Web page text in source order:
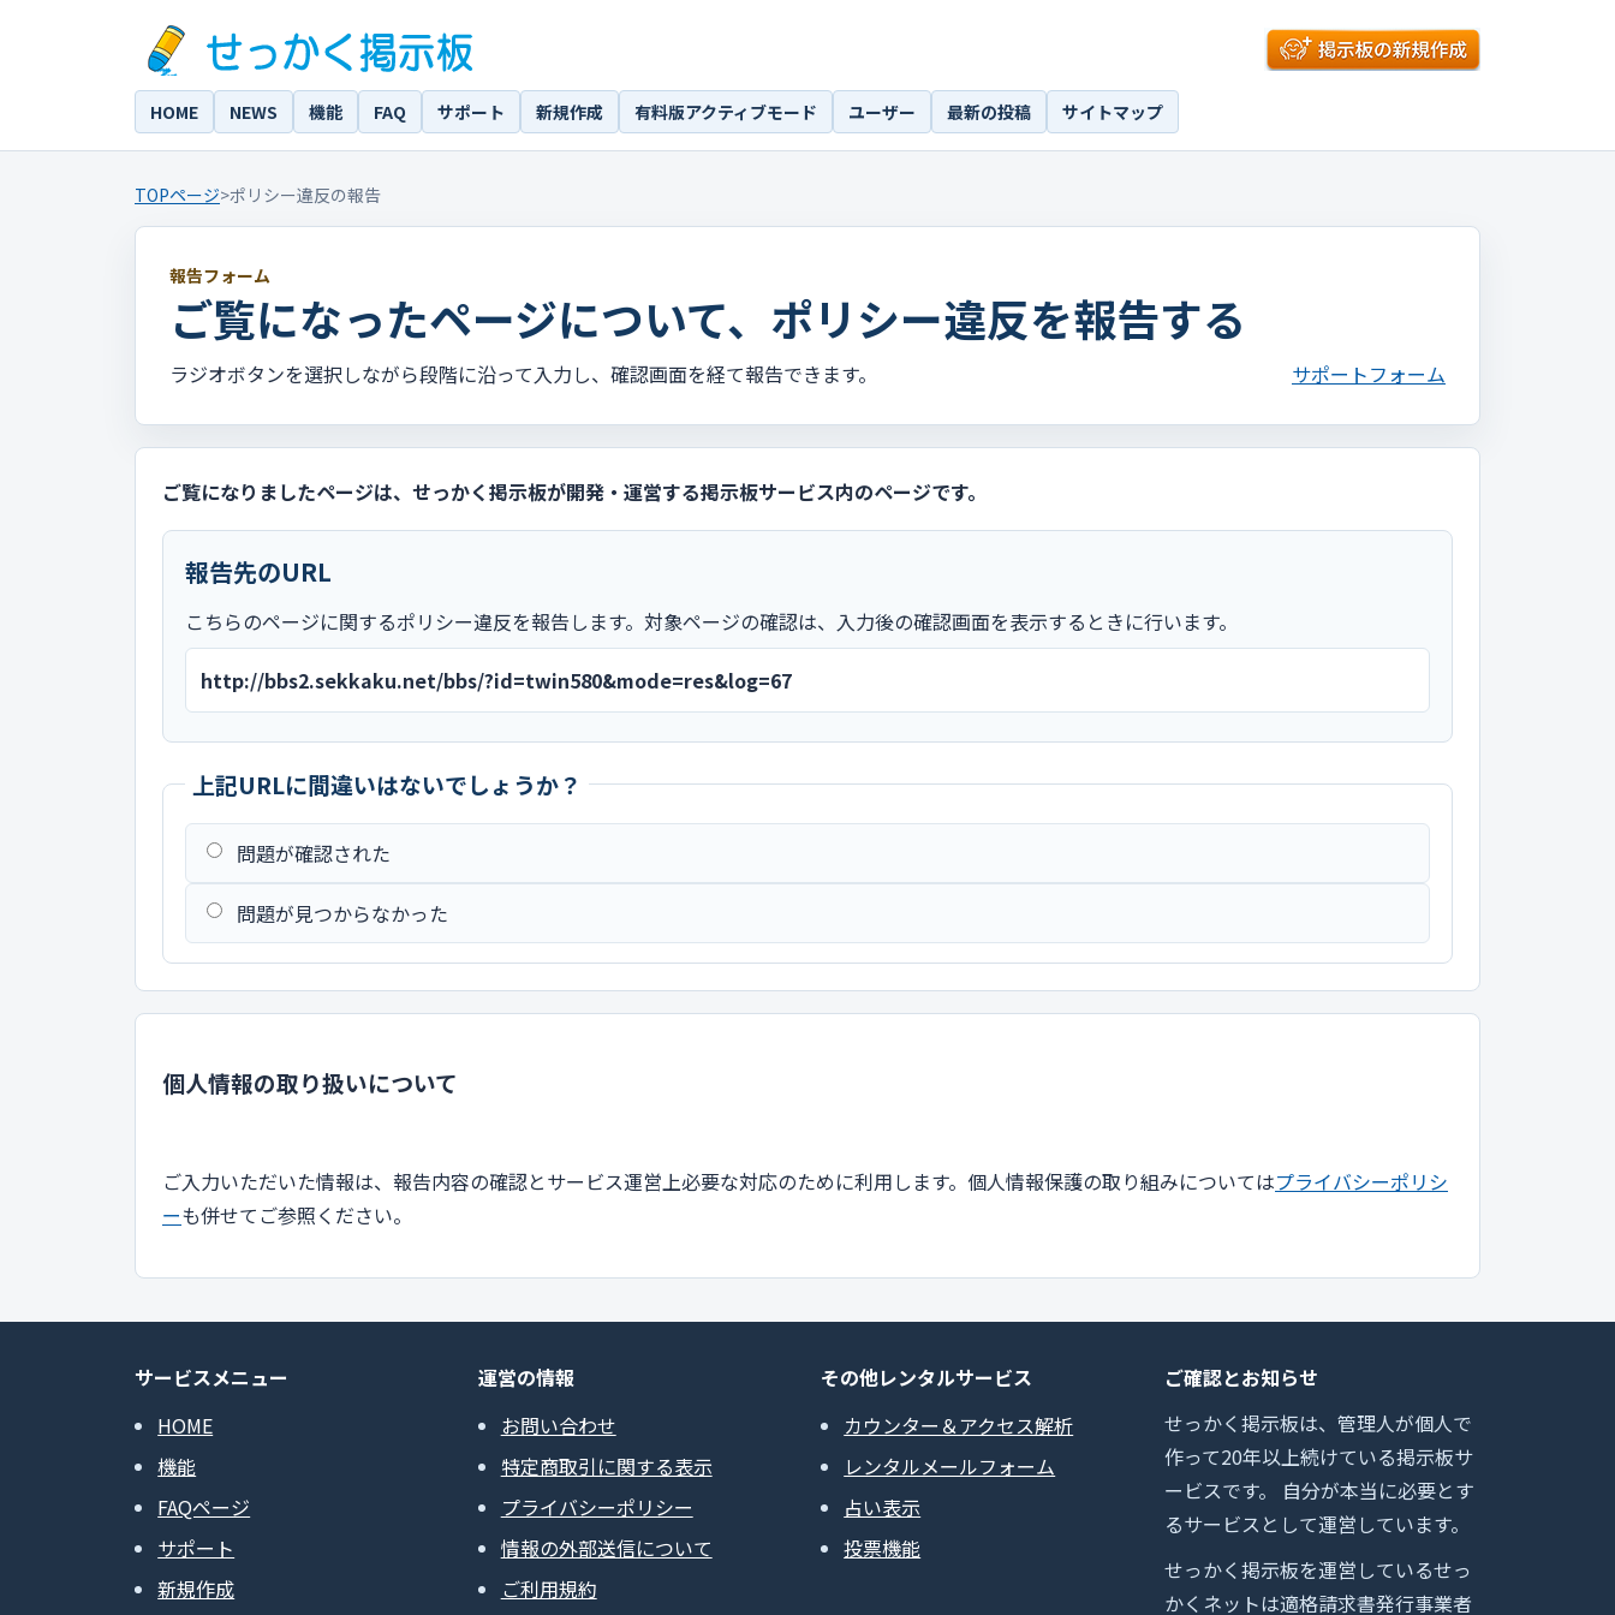
HOME NEWS 機能 FAQ サポート 新規作成 有料版アクティブモード ユーザー 最新の投稿 サイトマップ
TOPページ>ポリシー違反の報告
報告フォーム
ご覧になったページについて、ポリシー違反を報告する
ラジオボタンを選択しながら段階に沿って入力し、確認画面を経て報告できます。 サポートフォーム
ご覧になりましたページは、せっかく掲示板が開発・運営する掲示板サービス内のページです。
報告先のURL
こちらのページに関するポリシー違反を報告します。対象ページの確認は、入力後の確認画面を表示するときに行います。
http://bbs2.sekkaku.net/bbs/?id=twin580&mode=res&log=67
上記URLに間違いはないでしょうか？
問題が確認された
問題が見つからなかった
個人情報の取り扱いについて
ご入力いただいた情報は、報告内容の確認とサービス運営上必要な対応のために利用します。個人情報保護の取り組みについてはプライバシーポリシ
ーも併せてご参照ください。
サービスメニュー
HOME
機能
FAQページ
サポート
新規作成
運営の情報
お問い合わせ
特定商取引に関する表示
プライバシーポリシー
情報の外部送信について
ご利用規約
その他レンタルサービス
カウンター＆アクセス解析
レンタルメールフォーム
占い表示
投票機能
ご確認とお知らせ
せっかく掲示板は、管理人が個人で
作って20年以上続けている掲示板サ
ービスです。 自分が本当に必要とす
るサービスとして運営しています。
せっかく掲示板を運営しているせっ
かくネットは適格請求書発行事業者